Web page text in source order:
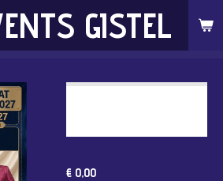
GISTEL
€ 0,00